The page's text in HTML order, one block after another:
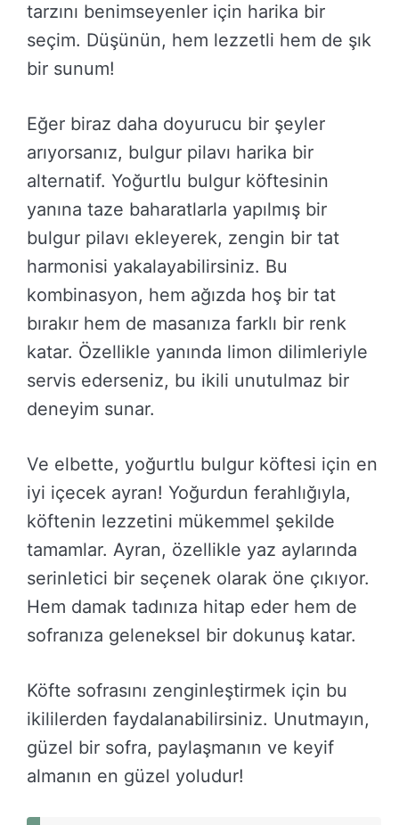
tarzını benimseyenler için harika bir
seçim. Düşünün, hem lezzetli hem de şık
bir sunum!
Eğer biraz daha doyurucu bir şeyler
arıyorsanız, bulgur pilavı harika bir
alternatif. Yoğurtlu bulgur köftesinin
yanına taze baharatlarla yapılmış bir
bulgur pilavı ekleyerek, zengin bir tat
harmonisi yakalayabilirsiniz. Bu
kombinasyon, hem ağızda hoş bir tat
bırakır hem de masanıza farklı bir renk
katar. Özellikle yanında limon dilimleriyle
servis ederseniz, bu ikili unutulmaz bir
deneyim sunar.
Ve elbette, yoğurtlu bulgur köftesi için en
iyi içecek ayran! Yoğurdun ferahlığıyla,
köftenin lezzetini mükemmel şekilde
tamamlar. Ayran, özellikle yaz aylarında
serinletici bir seçenek olarak öne çıkıyor.
Hem damak tadınıza hitap eder hem de
sofranıza geleneksel bir dokunuş katar.
Köfte sofrasını zenginleştirmek için bu
ikililerden faydalanabilirsiniz. Unutmayın,
güzel bir sofra, paylaşmanın ve keyif
almanın en güzel yoludur!